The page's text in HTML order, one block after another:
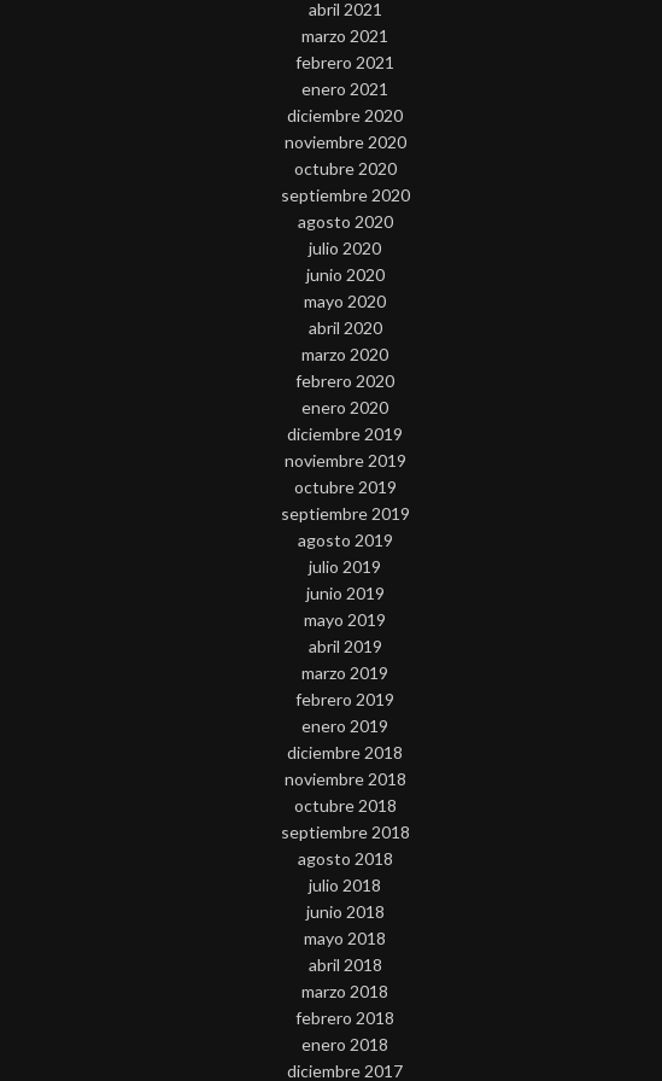
abril 2021
marzo 2021
febrero 2021
enero 2021
diciembre 2020
noviembre 2020
octubre 2020
septiembre 2020
agosto 2020
julio 2020
junio 2020
mayo 2020
abril 2020
marzo 2020
febrero 2020
enero 2020
diciembre 2019
noviembre 2019
octubre 2019
septiembre 2019
agosto 2019
julio 2019
junio 2019
mayo 2019
abril 2019
marzo 2019
febrero 2019
enero 2019
diciembre 2018
noviembre 2018
octubre 2018
septiembre 2018
agosto 2018
julio 2018
junio 2018
mayo 2018
abril 2018
marzo 2018
febrero 2018
enero 2018
diciembre 2017